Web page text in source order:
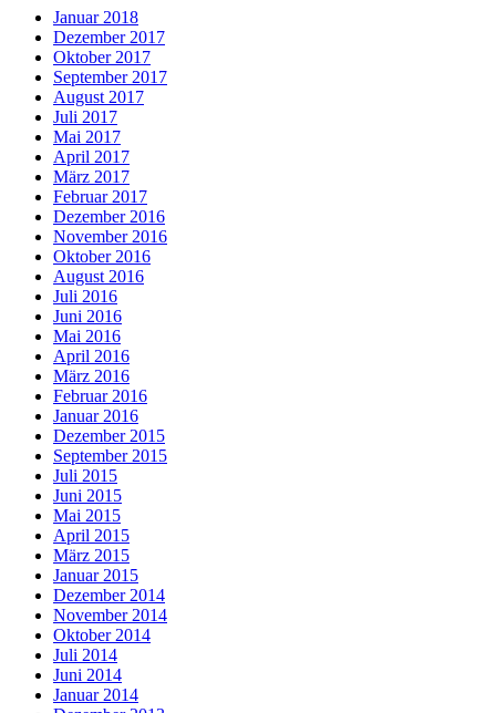
Januar 2018
Dezember 2017
Oktober 2017
September 2017
August 2017
Juli 2017
Mai 2017
April 2017
März 2017
Februar 2017
Dezember 2016
November 2016
Oktober 2016
August 2016
Juli 2016
Juni 2016
Mai 2016
April 2016
März 2016
Februar 2016
Januar 2016
Dezember 2015
September 2015
Juli 2015
Juni 2015
Mai 2015
April 2015
März 2015
Januar 2015
Dezember 2014
November 2014
Oktober 2014
Juli 2014
Juni 2014
Januar 2014